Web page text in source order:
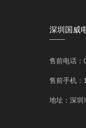
深圳国威
——
售前电话
售前手机
地址：深圳